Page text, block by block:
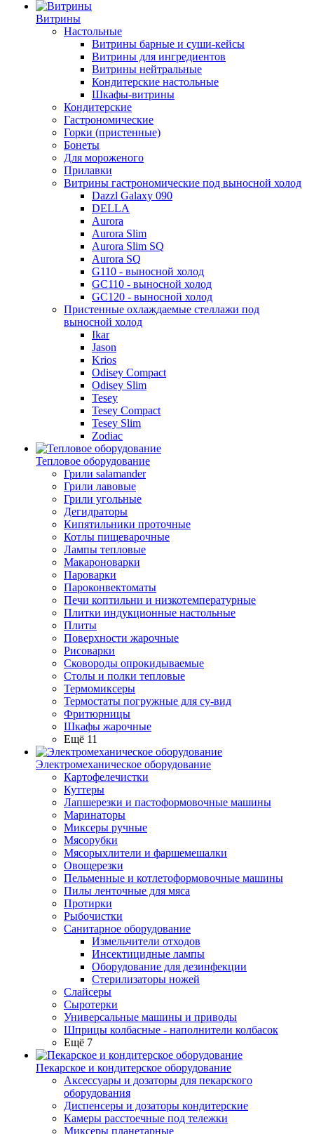
Витрины
Настольные
Витрины барные и суши-кейсы
Витрины для ингредиентов
Витрины нейтральные
Кондитерские настольные
Шкафы-витрины
Кондитерские
Гастрономические
Горки (пристенные)
Бонеты
Для мороженого
Прилавки
Витрины гастрономические под выносной холод
Dazzl Galaxy 090
DELLA
Aurora
Aurora Slim
Aurora Slim SQ
Aurora SQ
G110 - выносной холод
GC110 - выносной холод
GC120 - выносной холод
Пристенные охлаждаемые стеллажи под
выносной холод
Ikar
Jason
Krios
Odisey Compact
Odisey Slim
Tesey
Tesey Compact
Tesey Slim
Zodiac
Тепловое оборудование
Грили salamander
Грили лавовые
Грили угольные
Дегидраторы
Кипятильники проточные
Котлы пищеварочные
Лампы тепловые
Макароноварки
Пароварки
Пароконвектоматы
Печи коптильни и низкотемпературные
Плитки индукционные настольные
Плиты
Поверхности жарочные
Рисоварки
Сковороды опрокидываемые
Столы и полки тепловые
Термомиксеры
Термостаты погружные для су-вид
Фритюрницы
Шкафы жарочные
Ещё 11
Электромеханическое оборудование
Картофелечистки
Куттеры
Лапшерезки и пастоформовочные машины
Маринаторы
Миксеры ручные
Мясорубки
Мясорыхлители и фаршемешалки
Овощерезки
Пельменные и котлетоформовочные машины
Пилы ленточные для мяса
Протирки
Рыбочистки
Санитарное оборудование
Измельчители отходов
Инсектицидные лампы
Оборудование для дезинфекции
Стерилизаторы ножей
Слайсеры
Сыротерки
Универсальные машины и приводы
Шприцы колбасные - наполнители колбасок
Ещё 7
Пекарское и кондитерское оборудование
Аксессуары и дозаторы для пекарского
оборудования
Диспенсеры и дозаторы кондитерские
Камеры расстоечные под тележки
Миксеры планетарные